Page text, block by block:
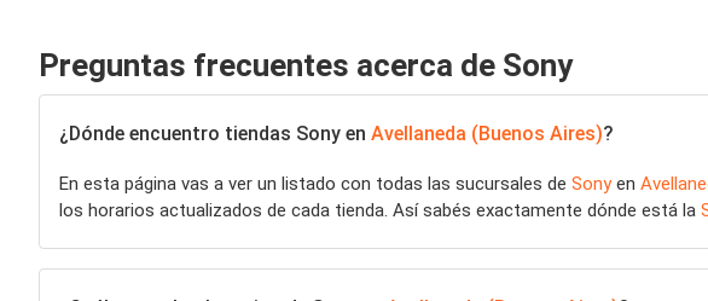
Preguntas frecuentes acerca de Sony
¿Dónde encuentro tiendas Sony en Avellaneda (Buenos Aires)?
En esta página vas a ver un listado con todas las sucursales de Sonyen
los horarios actualizados de cada tienda. Así sabés exactamente dónde está la